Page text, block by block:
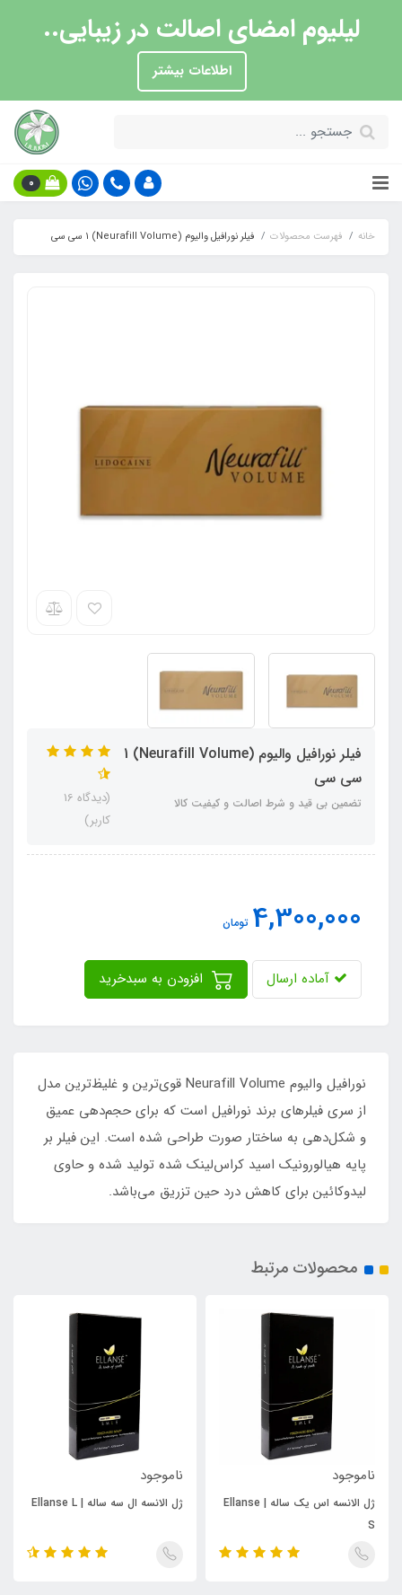
لیلیوم امضای اصالت در زیبایی..
اطلاعات بیشتر
0
خانه فهرست محصولات فیلر نورافیل والیوم (Neurafill Volume) 1 سی سی
فیلر نورافیل والیوم (Neurafill Volume) 1
سی سی
تضمین بی قید و شرط اصالت و کیفیت کالا
(دیدگاه 16
کاربر)
4,300,000 تومان
آماده ارسال
نورافیل والیوم Neurafill Volume قوی‌ترین و غلیظ‌ترین مدل
از سری فیلرهای برند نورافیل است که برای حجم‌دهی عمیق
و شکل‌دهی به ساختار صورت طراحی شده است. این فیلر بر
پایه هیالورونیک اسید کراس‌لینک شده تولید شده و حاوی
لیدوکائین برای کاهش درد حین تزریق می‌باشد.
محصولات مرتبط
ناموجود
ژل الانسه اس یک ساله | Ellanse
S
ناموجود
ژل الانسه ال سه ساله | Ellanse L